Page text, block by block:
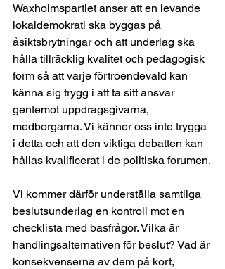
Waxholmspartiet anser att en levande
lokaldemokrati ska byggas på
åsiktsbrytningar och att underlag ska
hålla tillräcklig kvalitet och pedagogisk
form så att varje förtroendevald kan
känna sig trygg i att ta sitt ansvar
gentemot uppdragsgivarna,
medborgarna. Vi känner oss inte trygga
i detta och att den viktiga debatten kan
hållas kvalificerat i de politiska forumen.
Vi kommer därför underställa samtliga
beslutsunderlag en kontroll mot en
checklista med basfrågor. Vilka är
handlingsalternativen för beslut? Vad är
konsekvenserna av dem på kort,